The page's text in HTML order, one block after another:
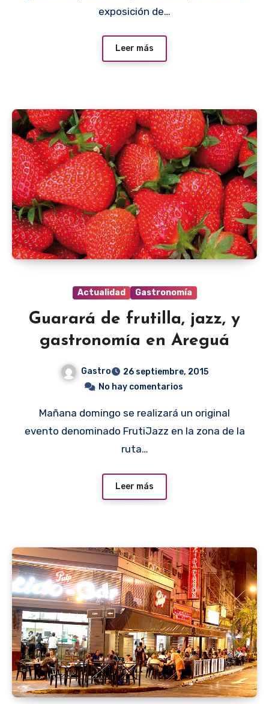
exposición de…
Leer más
Actualidad Gastronomía
Guarará de frutilla, jazz, y
gastronomía en Areguá
Gastro
26 septiembre, 2015
No hay comentarios
Mañana domingo se realizará un original
evento denominado FrutiJazz en la zona de la
ruta…
Leer más